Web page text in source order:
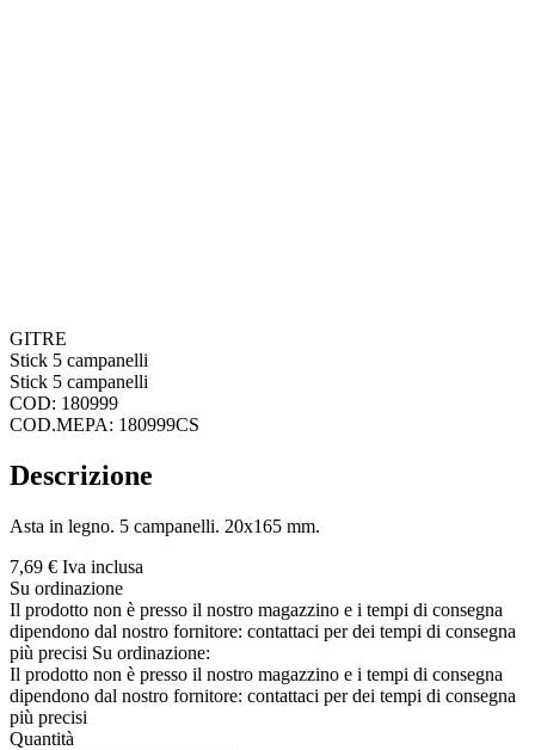
GITRE
Stick 5 campanelli
Stick 5 campanelli
COD: 180999
COD.MEPA: 180999CS
Descrizione
Asta in legno. 5 campanelli. 20x165 mm.
7,69 € Iva inclusa
Su ordinazione
Il prodotto non è presso il nostro magazzino e i tempi di consegna
dipendono dal nostro fornitore: contattaci per dei tempi di consegna
più precisi Su ordinazione:
Il prodotto non è presso il nostro magazzino e i tempi di consegna
dipendono dal nostro fornitore: contattaci per dei tempi di consegna
più precisi
Quantità